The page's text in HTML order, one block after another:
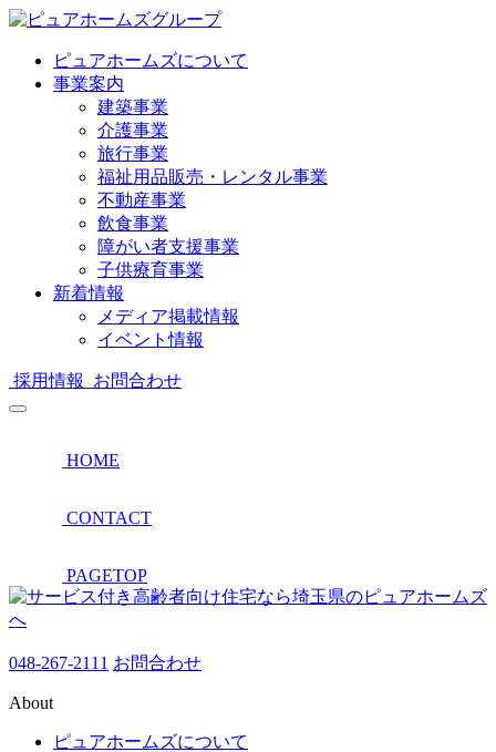
ピュアホームズについて
事業案内
建築事業
介護事業
旅行事業
福祉用品販売・レンタル事業
不動産事業
飲食事業
障がい者支援事業
子供療育事業
新着情報
メディア掲載情報
イベント情報
採用情報 お問合わせ
HOME
CONTACT
PAGETOP
048-267-2111 お問合わせ
About
ピュアホームズについて